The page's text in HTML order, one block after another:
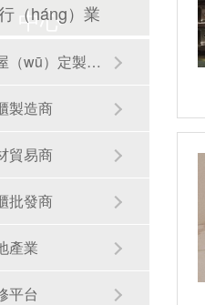
中心
（háng）業
全屋（wū）定製製造商
製造商
貿易商
批發商
產業
平台